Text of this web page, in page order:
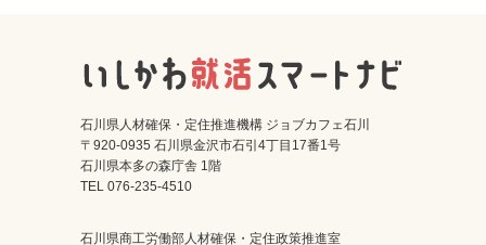
石川県人材確保・定住推進機構 ジョブカフェ石川
〒920-0935 石川県金沢市石引4丁目17番1号
石川県本多の森庁舎 1階
TEL 076-235-4510
石川県商工労働部人材確保・定住政策推進室